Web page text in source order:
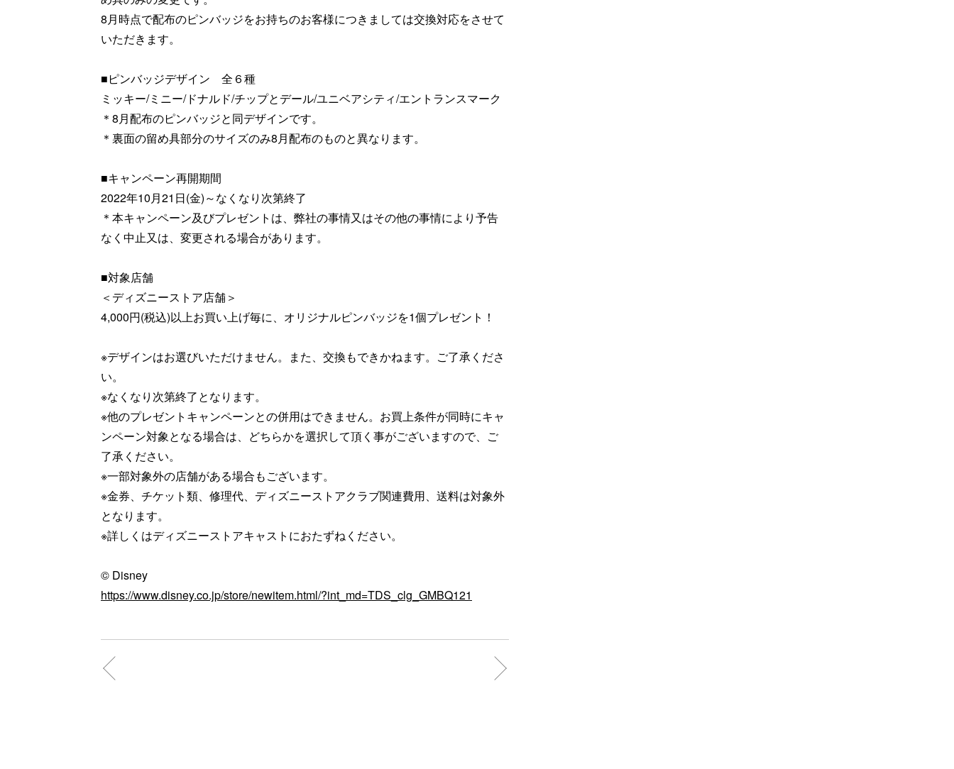
8月時点で配布のピンバッジをお持ちのお客様につきましては交換対応をさせて
いただきます。
■ピンバッジデザイン 全６種
ミッキー/ミニー/ドナルド/チップとデール/ユニベアシティ/エントランスマーク
＊8月配布のピンバッジと同デザインです。
＊裏面の留め具部分のサイズのみ8月配布のものと異なります。
■キャンペーン再開期間
2022年10月21日(金)～なくなり次第終了
＊本キャンペーン及びプレゼントは、弊社の事情又はその他の事情により予告
なく中止又は、変更される場合があります。
■対象店舗
＜ディズニーストア店舗＞
4,000円(税込)以上お買い上げ毎に、オリジナルピンバッジを1個プレゼント！
※デザインはお選びいただけません。また、交換もできかねます。ご了承くださ
い。
※なくなり次第終了となります。
※他のプレゼントキャンペーンとの併用はできません。お買上条件が同時にキャ
ンペーン対象となる場合は、どちらかを選択して頂く事がございますので、ご
了承ください。
※一部対象外の店舗がある場合もございます。
※金券、チケット類、修理代、ディズニーストアクラブ関連費用、送料は対象外
となります。
※詳しくはディズニーストアキャストにおたずねください。
© Disney
https://www.disney.co.jp/store/newitem.html/?int_md=TDS_clg_GMBQ121